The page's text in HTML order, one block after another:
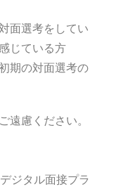
面選考をしてい
じている方
期の対面選考の
遠慮ください。
ジタル面接プラ